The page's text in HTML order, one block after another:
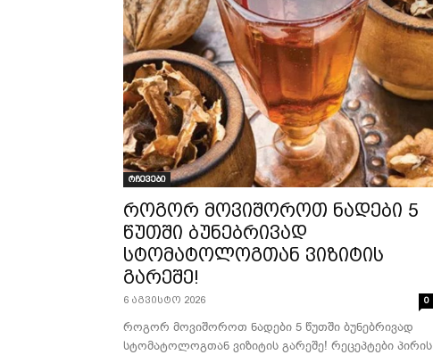
რჩევები
როგორ მოვიშოროთ ნადები 5
წუთში ბუნებრივად
სტომატოლოგთან ვიზიტის
გარეშე!
6 აგვისტო 2026 0
როგორ მოვიშოროთ ნადები 5 წუთში ბუნებრივად
სტომატოლოგთან ვიზიტის გარეშე! რეცეპტები პირის